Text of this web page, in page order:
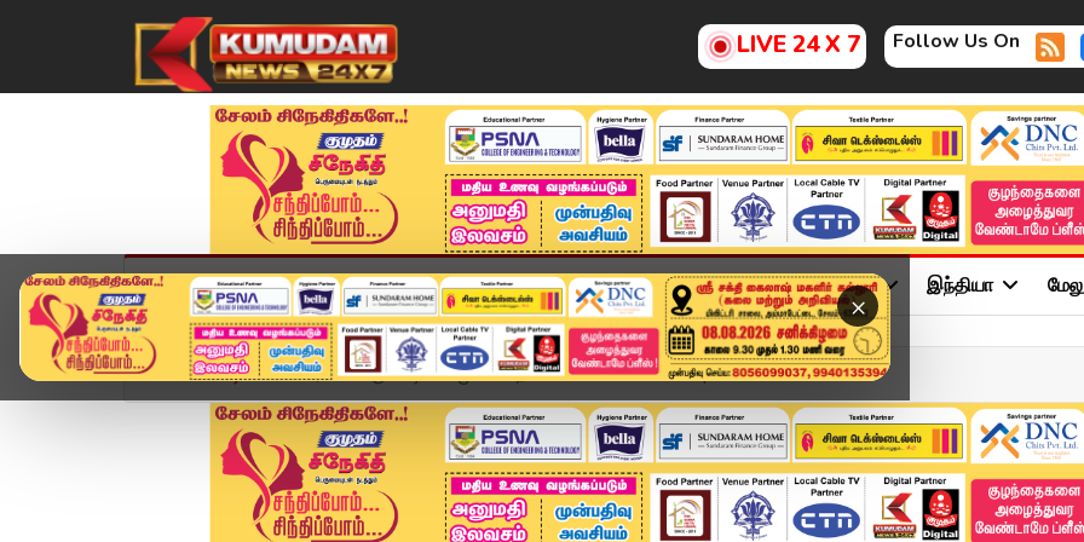
LIVE 24 X 7 Follow Us On
×
முகப்பு விளையாட்டு அண்மை தமிழ்நாடு சினிமா அரசியல் விளையாட்டு இந்தியா
Home வீடியோ ஸ்டோரி கருப்பட்டியின் முக்கிய நன்மைகள் என்னென்ன..? | J...